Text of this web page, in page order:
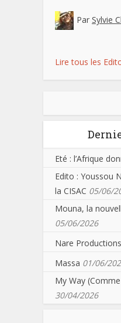
Par Sylvie
Lire tous les
Eté : l’Afrique
Edito : Youssou
la CISAC 05/06/
Mouna, la
05/06/2026
Nare Productions
Massa 01/06/
My Way
30/04/2026